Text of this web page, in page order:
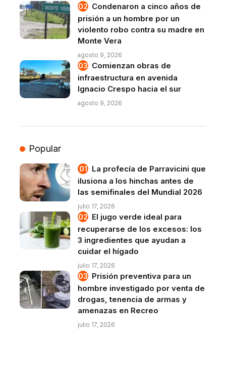
Condenaron a cinco años de
prisión a un hombre por un
violento robo contra su madre en
Monte Vera
agosto 9, 2026
Comienzan obras de
infraestructura en avenida
Ignacio Crespo hacia el sur
agosto 9, 2026
Popular
La profecía de Parravicini que
ilusiona a los hinchas antes de
las semifinales del Mundial 2026
julio 17, 2026
El jugo verde ideal para
recuperarse de los excesos: los
3 ingredientes que ayudan a
cuidar el hígado
julio 17, 2026
Prisión preventiva para un
hombre investigado por venta de
drogas, tenencia de armas y
amenazas en Recreo
julio 17, 2026